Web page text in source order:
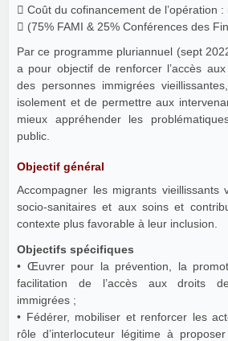
 Coût du cofinancement de l’opération
 (75% FAMI & 25% Conférences des
Par ce programme pluriannuel (sept
a pour objectif de renforcer l’accès
des personnes immigrées
isolement et de permettre aux
mieux appréhender les
public.
Objectif général
Accompagner les migrants vieillissants
socio-sanitaires et aux soins et
contexte plus favorable à leur inclusion.
Objectifs spécifiques
• Œuvrer pour la prévention, la
facilitation de l’accès aux droits
immigrées ;
• Fédérer, mobiliser et renforcer les
rôle d’interlocuteur légitime à